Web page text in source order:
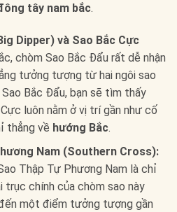
tây nam bắc.
Dipper) và Sao Bắc Cực
chòm Sao Bắc Đẩu rất dễ nhận
tưởng tượng từ hai ngôi sao
Sao Bắc Đẩu, bạn sẽ tìm thấy
luôn nằm ở vị trí gần như cố
thẳng về hướng Bắc.
Nam (Southern Cross):
Thập Tự Phương Nam là chỉ
trục chính của chòm sao này
một điểm tưởng tượng gần